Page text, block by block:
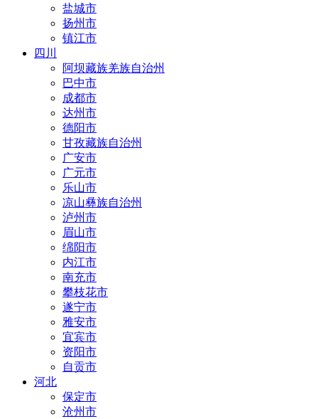
盐城市
扬州市
镇江市
四川
阿坝藏族羌族自治州
巴中市
成都市
达州市
德阳市
甘孜藏族自治州
广安市
广元市
乐山市
凉山彝族自治州
泸州市
眉山市
绵阳市
内江市
南充市
攀枝花市
遂宁市
雅安市
宜宾市
资阳市
自贡市
河北
保定市
沧州市